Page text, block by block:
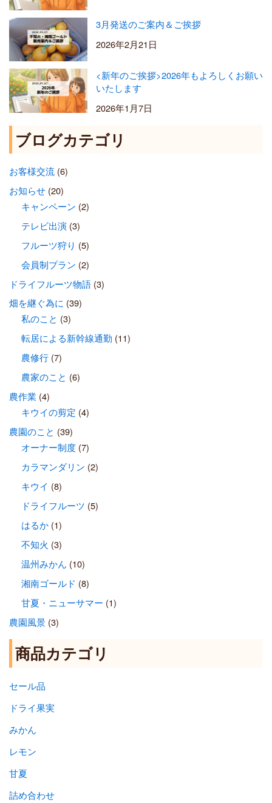
3月発送のご案内＆ご挨拶
2026年2月21日
<新年のご挨拶>2026年もよろしくお願い
いたします
2026年1月7日
ブログカテゴリ
お客様交流(6)
お知らせ(20)
キャンペーン (2)
テレビ出演(3)
フルーツ狩り (5)
会員制プラン (2)
ドライフルーツ物語(3)
畑を継ぐ為に (39)
私のこと (3)
転居による新幹線通勤 (11)
農修行(7)
農家のこと (6)
農作業 (4)
キウイの剪定 (4)
農園のこと (39)
オーナー制度(7)
カラマンダリン (2)
キウイ (8)
ドライフルーツ (5)
はるか(1)
不知火 (3)
温州みかん (10)
湘南ゴールド (8)
甘夏・ニューサマー (1)
農園風景(3)
商品カテゴリ
セール品
ドライ果実
みかん
レモン
甘夏
詰め合わせ